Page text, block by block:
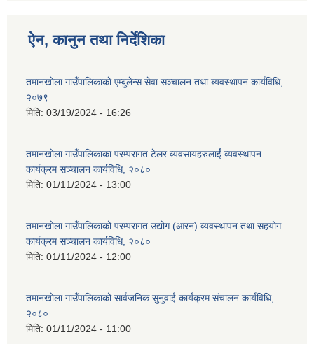
ऐन, कानुन तथा निर्देशिका
तमानखाेला गाउँपालिकाकाे एम्बुलेन्स सेवा सञ्‍चालन तथा ब्यवस्थापन कार्यविधि,
२०७९
मिति: 03/19/2024 - 16:26
तमानखोला गाउँपालिकाका परम्परागत टेलर व्यवसायहरुलार्ई व्यवस्थापन
कार्यक्रम सञ्चालन कार्यविधि, २०८०
मिति: 01/11/2024 - 13:00
तमानखोला गाउँपालिकाको परम्परागत उद्योग (आरन) व्यवस्थापन तथा सहयोग
कार्यक्रम सञ्चालन कार्यविधि, २०८०
मिति: 01/11/2024 - 12:00
तमानखोला गाउँपालिकाको सार्वजनिक सुनुवाई कार्यक्रम संचालन कार्यविधि,
२०८०
मिति: 01/11/2024 - 11:00